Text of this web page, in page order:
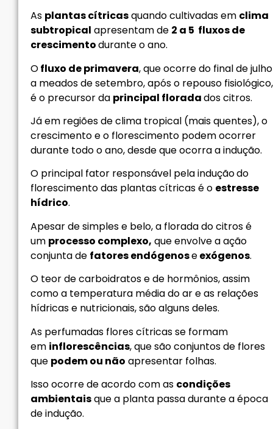
As plantas cítricasquando cultivadas em clima
subtropical apresentam de 2 a 5 fluxos de
crescimentodurante o ano.
Ofluxo de primavera, que ocorre do final de julho
a meados de setembro, após o repouso fisiológico,
é o precursor da principal floradados citros.
Já em regiões de clima tropical (mais quentes), o
crescimento e o florescimento podem ocorrer
durante todo o ano, desde que ocorra a indução.
O principal fator responsável pela induçãodo
florescimento das plantas cítricas é o estresse
hídrico.
Apesar de simples e belo, a florada do citros é
um processo complexo, que envolve a ação
conjunta de fatores endógenoseexógenos.
O teor de carboidratos e de hormônios, assim
como a temperatura média do ar e as relações
hídricas e nutricionais, são alguns deles.
As perfumadas flores cítricas se formam
em inflorescências, que são conjuntos de flores
que podem ou não apresentar folhas.
Isso ocorre de acordo com as condições
ambientaisque a planta passa durante a época
de indução.